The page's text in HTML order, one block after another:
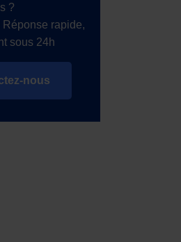
?
Réponse rapide,
sous 24h
nous